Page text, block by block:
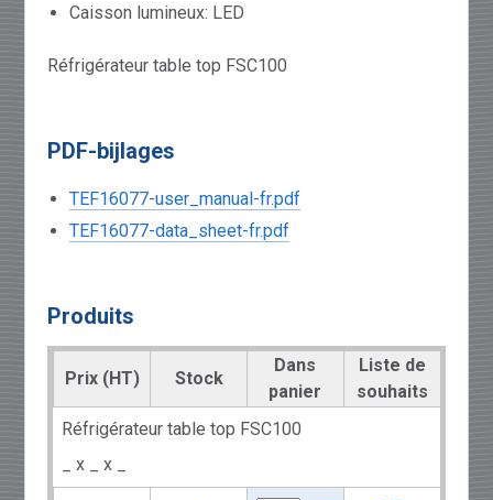
Caisson lumineux: LED
Réfrigérateur table top FSC100
PDF-bijlages
TEF16077-user_manual-fr.pdf
TEF16077-data_sheet-fr.pdf
Produits
Prix (HT) Stock
Dans
panier
Liste de
souhaits
Réfrigérateur table top FSC100
_ x _ x _